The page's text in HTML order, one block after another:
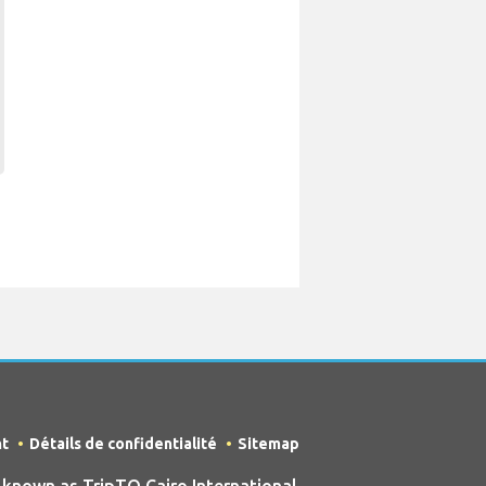
Détails de confidentialité Sitemap